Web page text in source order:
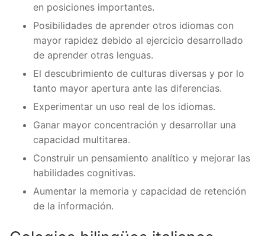
en posiciones importantes.
Posibilidades de aprender otros idiomas con
mayor rapidez debido al ejercicio desarrollado
de aprender otras lenguas.
El descubrimiento de culturas diversas y por lo
tanto mayor apertura ante las diferencias.
Experimentar un uso real de los idiomas.
Ganar mayor concentración y desarrollar una
capacidad multitarea.
Construir un pensamiento analítico y mejorar las
habilidades cognitivas.
Aumentar la memoria y capacidad de retención
de la información.